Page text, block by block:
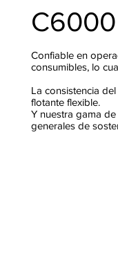
C6000
Confiable en
consumibles, lo
La consistencia
flotante flexible.
Y nuestra gama
generales de